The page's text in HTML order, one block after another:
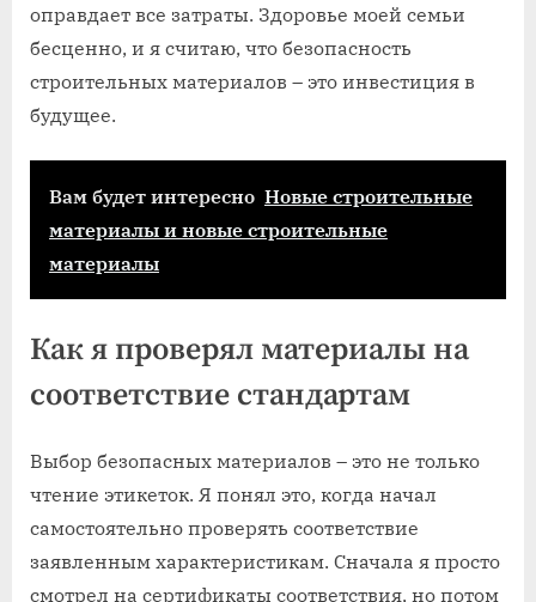
оправдает все затраты. Здоровье моей семьи
бесценно, и я считаю, что безопасность
строительных материалов – это инвестиция в
будущее.
Вам будет интересно Новые строительные
материалы и новые строительные
материалы
Как я проверял материалы на
соответствие стандартам
Выбор безопасных материалов – это не только
чтение этикеток. Я понял это, когда начал
самостоятельно проверять соответствие
заявленным характеристикам. Сначала я просто
смотрел на сертификаты соответствия, но потом